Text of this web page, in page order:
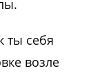
ты себя
возле